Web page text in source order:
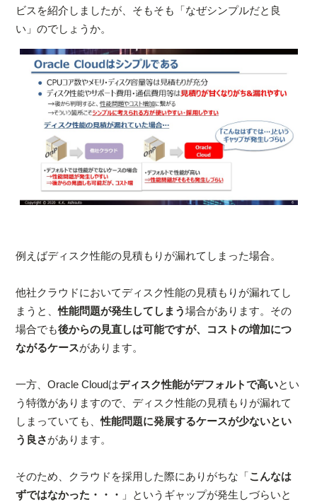
ビスを紹介しましたが、そもそも「なぜシンプルだと良
い」のでしょうか。
例えばディスク性能の見積もりが漏れてしまった場合。
他社クラウドにおいてディスク性能の見積もりが漏れてし
まうと、性能問題が発生してしまう場合があります。その
場合でも後からの見直しは可能ですが、コストの増加につ
ながるケースがあります。
一方、Oracle Cloudはディスク性能がデフォルトで高いとい
う特徴がありますので、ディスク性能の見積もりが漏れて
しまっていても、性能問題に発展するケースが少ないとい
う良さがあります。
そのため、クラウドを採用した際にありがちな「こんなは
ずではなかった・・・ 」というギャップが発生しづらいと